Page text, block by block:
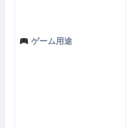
ゲーム用途